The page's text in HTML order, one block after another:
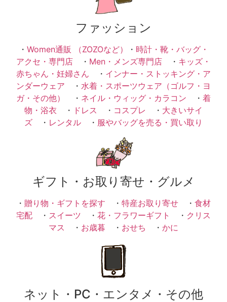
ファッション
・ Women通販 （ZOZOなど） ・ 時計・靴・バッグ・
アクセ・専門店 ・ Men・メンズ専門店 ・ キッズ・
赤ちゃん・妊婦さん ・ インナー・ストッキング・ア
ンダーウェア ・ 水着・スポーツウェア（ゴルフ・ヨ
ガ・その他）
・ ネイル・ウィッグ・カラコン ・ 着
物・浴衣 ・ ドレス ・ コスプレ ・ 大きいサイ
ズ ・ レンタル ・ 服やバッグを売る・買い取り
ギフト・お取り寄せ・グルメ
・ 贈り物・ギフトを探す ・ 特産お取り寄せ ・ 食材
宅配 ・ スイーツ ・ 花・フラワーギフト ・ クリス
マス ・ お歳暮 ・ おせち ・ かに
ネット・PC・エンタメ・その他